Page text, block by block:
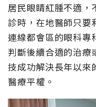
居民眼睛紅腫不適，
診時，在地醫師只要
連線都會區的眼科專
判斷後續合適的治療
技成功解決長年以來
醫療平權。